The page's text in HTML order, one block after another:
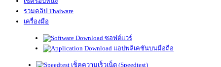
รวมคลิป Thaiware
เครื่องมือ
ซอฟต์แวร์
แอปพลิเคชันบนมือถือ
เช็คความเร็วเน็ต (Speedtest)